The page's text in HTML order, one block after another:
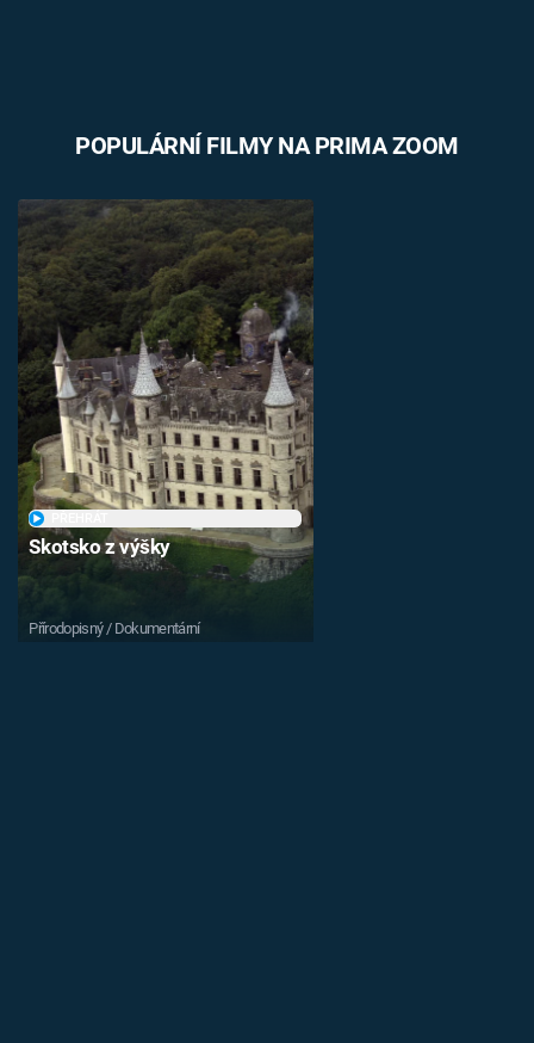
POPULÁRNÍ FILMY NA PRIMA ZOOM
Skotsko z výšky
Přírodopisný / Dokumentární